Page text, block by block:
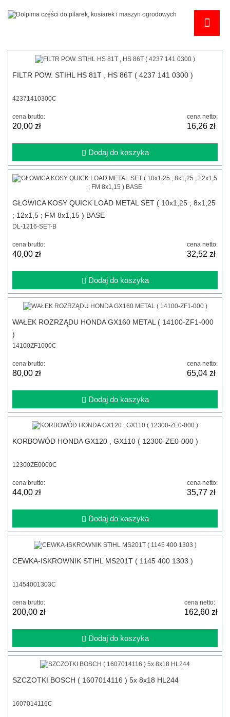
FILTR POW. STIHL HS 81T , HS 86T ( 4237 141 0300 )
42371410300C
cena brutto:
20,00 zł
cena netto:
16,26 zł
Dodaj do koszyka
GŁOWICA KOSY QUICK LOAD METAL SET ( 10x1,25 ; 8x1,25
; 12x1,5 ; FM 8x1,15 ) BASE
DL-1216-SET-B
cena brutto:
40,00 zł
cena netto:
32,52 zł
Dodaj do koszyka
WAŁEK ROZRZĄDU HONDA GX160 METAL ( 14100-ZF1-000
)
14100ZF1000C
cena brutto:
80,00 zł
cena netto:
65,04 zł
Dodaj do koszyka
KORBOWÓD HONDA GX120 , GX110 ( 12300-ZE0-000 )
12300ZE0000C
cena brutto:
44,00 zł
cena netto:
35,77 zł
Dodaj do koszyka
CEWKA-ISKROWNIK STIHL MS201T ( 1145 400 1303 )
11454001303C
cena brutto:
200,00 zł
cena netto:
162,60 zł
Dodaj do koszyka
SZCZOTKI BOSCH ( 1607014116 ) 5x 8x18 HL244
1607014116C